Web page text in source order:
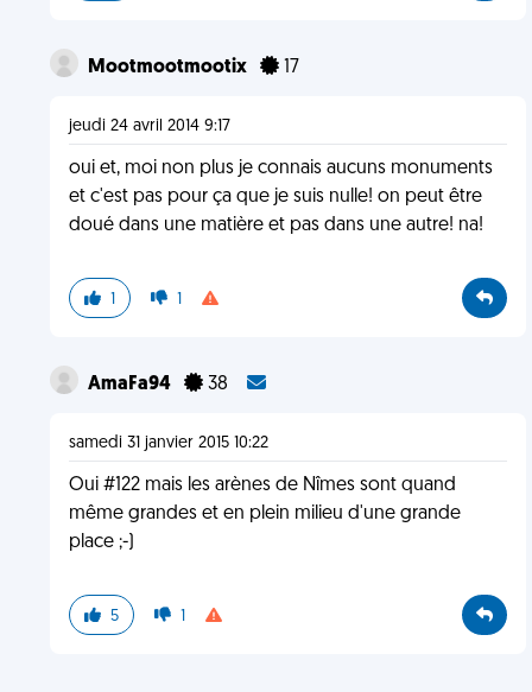
Mootmootmootix 17
jeudi 24 avril 2014 9:17
oui et, moi non plus je connais aucuns monuments
et c'est pas pour ça que je suis nulle! on peut être
doué dans une matière et pas dans une autre! na!
1 1
AmaFa94 38
samedi 31 janvier 2015 10:22
Oui #122 mais les arènes de Nîmes sont quand
même grandes et en plein milieu d'une grande
place ;-)
5 1